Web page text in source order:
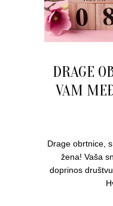
DRAGE
VAM
Drage obrtnice,
žena! Vaša
doprinos